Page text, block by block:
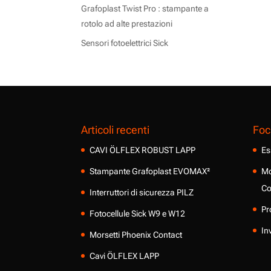
Grafoplast Twist Pro : stampante a
rotolo ad alte prestazioni
Sensori fotoelettrici Sick
Articoli recenti
CAVI ÖLFLEX ROBUST LAPP
Stampante Grafoplast EVOMAX²
Interruttori di sicurezza PILZ
Fotocellule Sick W9 e W12
Morsetti Phoenix Contact
Cavi ÖLFLEX LAPP